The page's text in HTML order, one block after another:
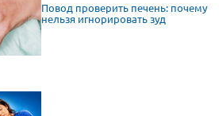
Повод проверить печень: почему
нельзя игнорировать зуд